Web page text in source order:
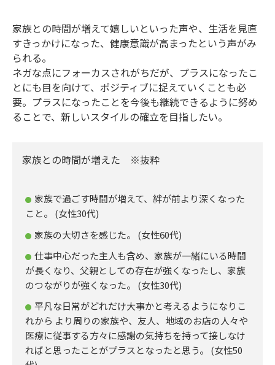
家族との時間が増えて嬉しいといった声や、生活を見直
すきっかけになった、健康意識が高まったという声がみ
られる。
ネガな点にフォーカスされがちだが、プラスになったこ
とにも目を向けて、ポジティブに捉えていくことも必
要。プラスになったことを今後も継続できるように努め
ることで、新しいスタイルの確立を目指したい。
家族との時間が増えた ※抜粋
家族で過ごす時間が増えて、絆が前より深くなった
こと。 (女性30代)
家族の大切さを感じた。 (女性60代)
仕事中心だった主人も含め、家族が一緒にいる時間
が長くなり、父親としての存在が強くなったし、家族
のつながりが強くなった。 (女性30代)
平凡な日常がどれだけ大事かと考えるようになりこ
れから より周りの家族や、友人、地域のお店の人々や
医療に従事する方々に感謝の気持ちを持って接しなけ
ればと思ったことがプラスとなったと思う。 (女性50